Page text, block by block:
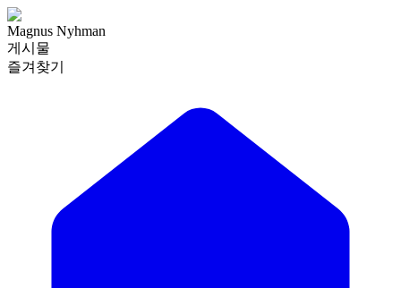
Magnus Nyhman
게시물
즐겨찾기